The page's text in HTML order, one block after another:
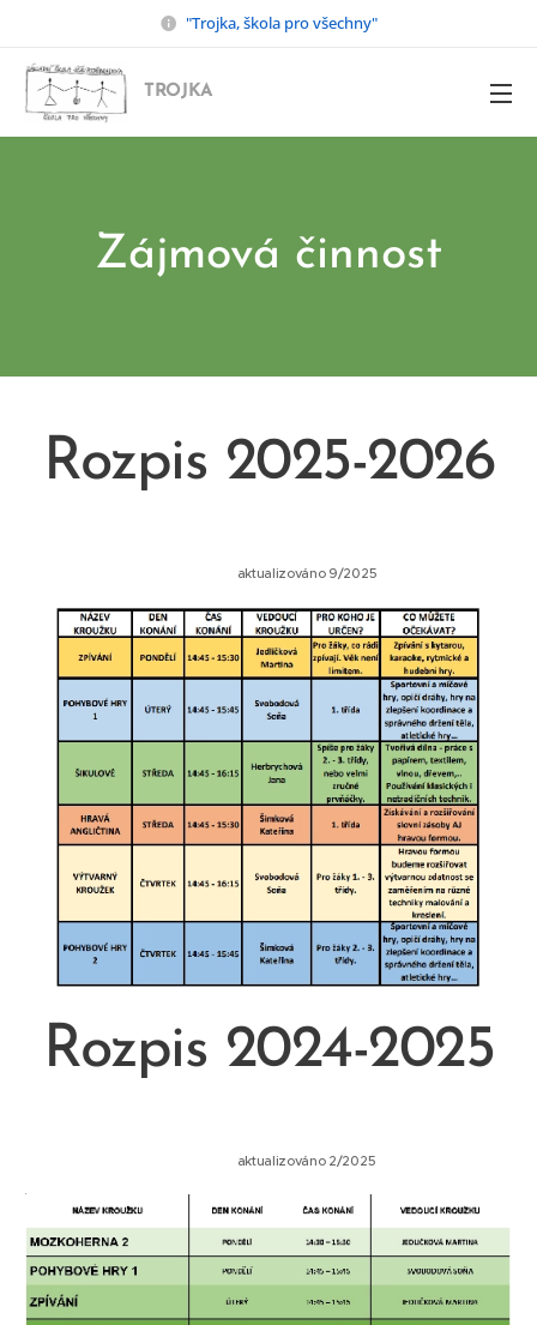
"Trojka, škola pro všechny"
TROJKA
Zájmová činnost
Rozpis 2025-2026
aktualizováno 9/2025
Rozpis 2024-2025
aktualizováno 2/2025